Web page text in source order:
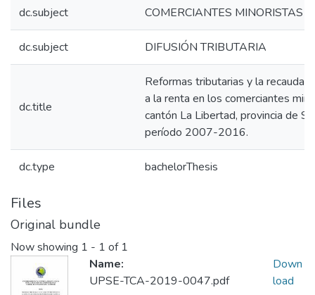
dc.subject COMERCIANTES MINORISTAS
dc.subject DIFUSIÓN TRIBUTARIA
dc.title
Reformas tributarias y la
a la renta en los comerciantes
cantón La Libertad, provincia de
período 2007-2016.
dc.type bachelorThesis
Files
Original bundle
Now showing 1 - 1 of 1
Name:
UPSE-TCA-2019-0047.pdf
Down
load